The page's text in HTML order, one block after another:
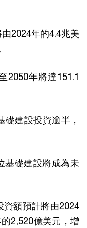
2024年的4.4兆美
2050年將達151.1
建設投資逾半，
基礎建設將成為未
資額預計將由2024
2,520億美元，增